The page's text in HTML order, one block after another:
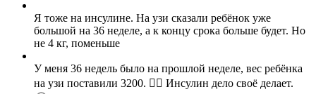
Я тоже на инсулине. На узи сказали ребёнок уже
большой на 36 неделе, а к концу срока больше будет. Но
не 4 кг, поменьше
У меня 36 недель было на прошлой неделе, вес ребёнка
на узи поставили 3200. 🤦‍♀️ Инсулин дело своё делает.